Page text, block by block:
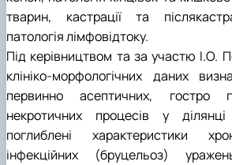
тварин, кастрації та
патологія лімфовідтоку.
Під керівництвом та за участю І.О.
клініко-морфологічних даних
первинно асептичних, гостро
некротичних процесів у
поглиблені характеристики
інфекційних (бруцельоз)